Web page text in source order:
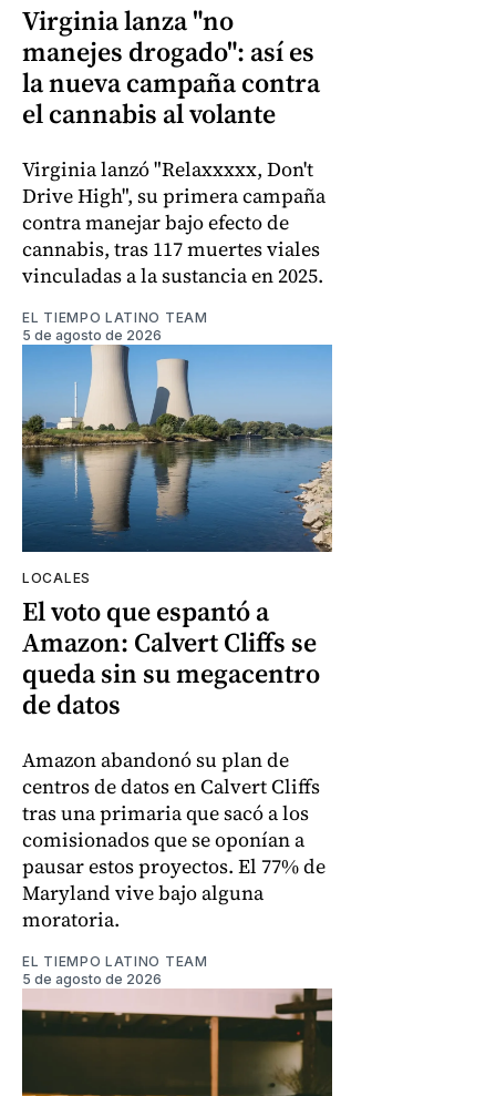
Virginia lanza "no
manejes drogado": así es
la nueva campaña contra
el cannabis al volante
Virginia lanzó "Relaxxxxx, Don't
Drive High", su primera campaña
contra manejar bajo efecto de
cannabis, tras 117 muertes viales
vinculadas a la sustancia en 2025.
EL TIEMPO LATINO TEAM
5 de agosto de 2026
LOCALES
El voto que espantó a
Amazon: Calvert Cliffs se
queda sin su megacentro
de datos
Amazon abandonó su plan de
centros de datos en Calvert Cliffs
tras una primaria que sacó a los
comisionados que se oponían a
pausar estos proyectos. El 77% de
Maryland vive bajo alguna
moratoria.
EL TIEMPO LATINO TEAM
5 de agosto de 2026